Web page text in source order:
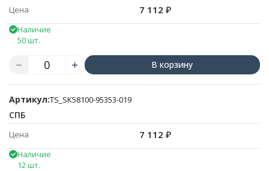
Цена 7 112 ₽
Наличие
50 шт.
В корзину
Артикул:TS_SK58100-95353-019
СПБ
Цена 7 112 ₽
Наличие
12 шт.